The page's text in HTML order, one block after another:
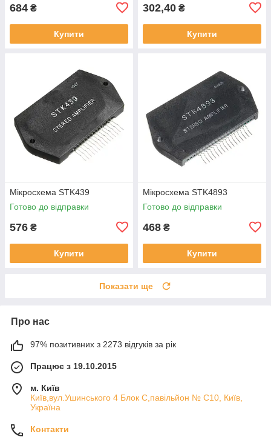
684 ₴
Купити
302,40 ₴
Купити
Мікросхема STK439
Готово до відправки
576 ₴
Купити
Мікросхема STK4893
Готово до відправки
468 ₴
Купити
Показати ще
Про нас
97% позитивних з 2273 відгуків за рік
Працює з 19.10.2015
м. Київ
Київ,вул.Ушинського 4 Блок С,павільйон № С10, Київ,
Україна
Контакти